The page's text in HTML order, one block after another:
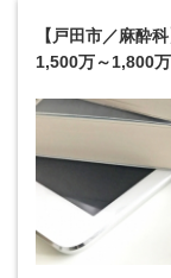
【戸田市／麻酔
1,500万～1,800